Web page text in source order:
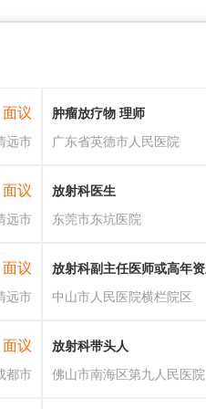
面议
远市
肿瘤放疗物 理师
广东省英德市人民医院
面议
远市
放射科医生
东莞市东坑医院
面议
远市 中山市人民医院横栏院区
面议
都市
放射科带头人
佛山市南海区第九人民医院